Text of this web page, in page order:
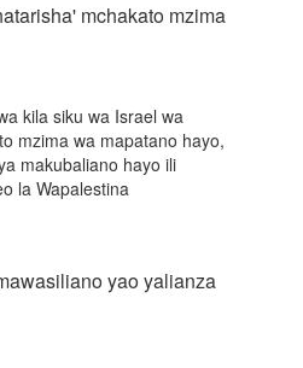
mchakato mzima
kila siku wa Israel wa
mzima wa mapatano hayo,
makubaliano hayo ili
la Wapalestina
yao yalianza